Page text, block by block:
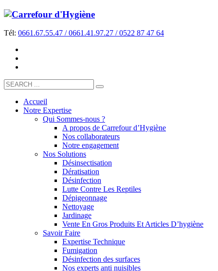
Tél: 0661.67.55.47 / 0661.41.97.27 / 0522 87 47 64
Accueil
Notre Expertise
Qui Sommes-nous ?
A propos de Carrefour d’Hygiène
Nos collaborateurs
Notre engagement
Nos Solutions
Désinsectisation
Dératisation
Désinfection
Lutte Contre Les Reptiles
Dépigeonnage
Nettoyage
Jardinage
Vente En Gros Produits Et Articles D’hygiène
Savoir Faire
Expertise Technique
Fumigation
Désinfection des surfaces
Nos experts anti nuisibles